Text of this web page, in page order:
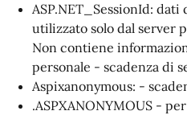
ASP.NET_SessionId:
utilizzato solo dal server
Non contiene
personale - scadenza di
Aspixanonymous: -
.ASPXANONYMOUS -